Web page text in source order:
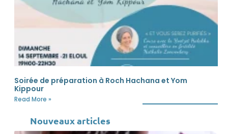
Soirée de préparation à Roch Hachana et Yom
Kippour
Read More »
Nouveaux articles